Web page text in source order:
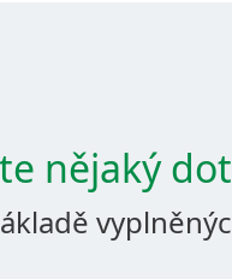
nějaký